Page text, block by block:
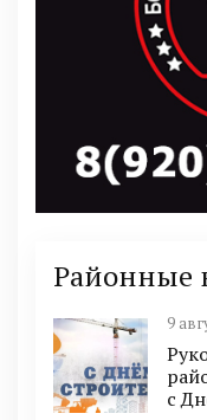
Районные
9
с